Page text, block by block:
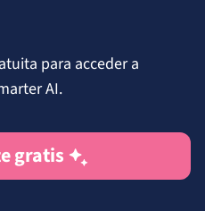
gratis
para acceder a
AI.